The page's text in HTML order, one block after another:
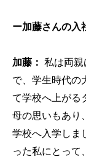
ー加藤さんの入
加藤： 私は両親
で、学生時代の
て学校へ上がる
母の思いもあり
学校へ入学しま
った私にとって